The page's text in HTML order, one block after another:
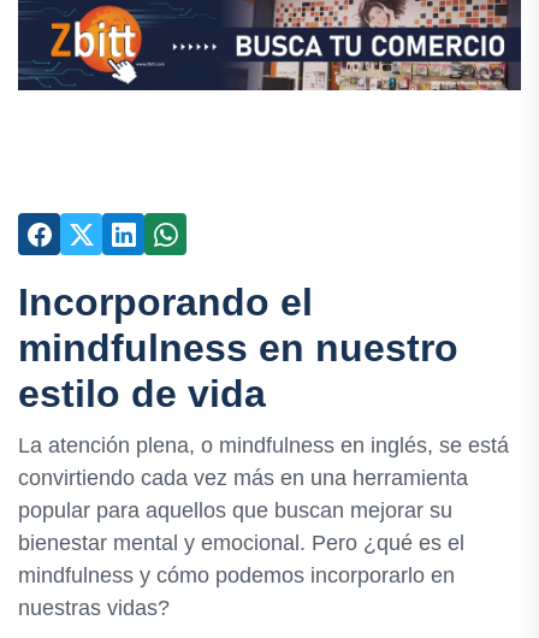
Incorporando el
mindfulness en nuestro
estilo de vida
La atención plena, o mindfulness en inglés, se está
convirtiendo cada vez más en una herramienta
popular para aquellos que buscan mejorar su
bienestar mental y emocional. Pero ¿qué es el
mindfulness y cómo podemos incorporarlo en
nuestras vidas?